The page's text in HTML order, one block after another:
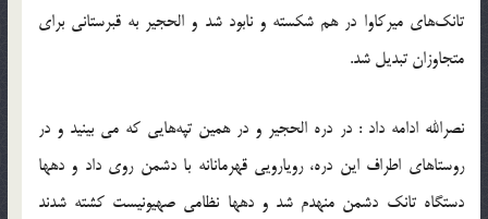
تانک‌های میرکاوا در هم شکسته و نابود شد و الحجیر به قبرستانی برای
متجاوزان تبدیل شد.‬‎
نصرالله ادامه داد : در دره الحجیر و در همین تپه‌هایی که می بینید و در
روستاهای اطراف این دره، رویارویی قهرمانانه با دشمن روی داد و دهها
دستگاه تانک دشمن منهدم شد و دهها نظامی صهیونیست کشته شدند